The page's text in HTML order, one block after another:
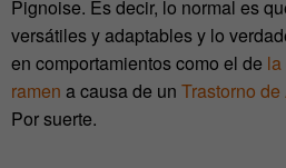
Pignoise. Es decir, lo normal es
versátiles y adaptables y lo
en comportamientos como el de
ramen a causa de un Trastorno
Por suerte.